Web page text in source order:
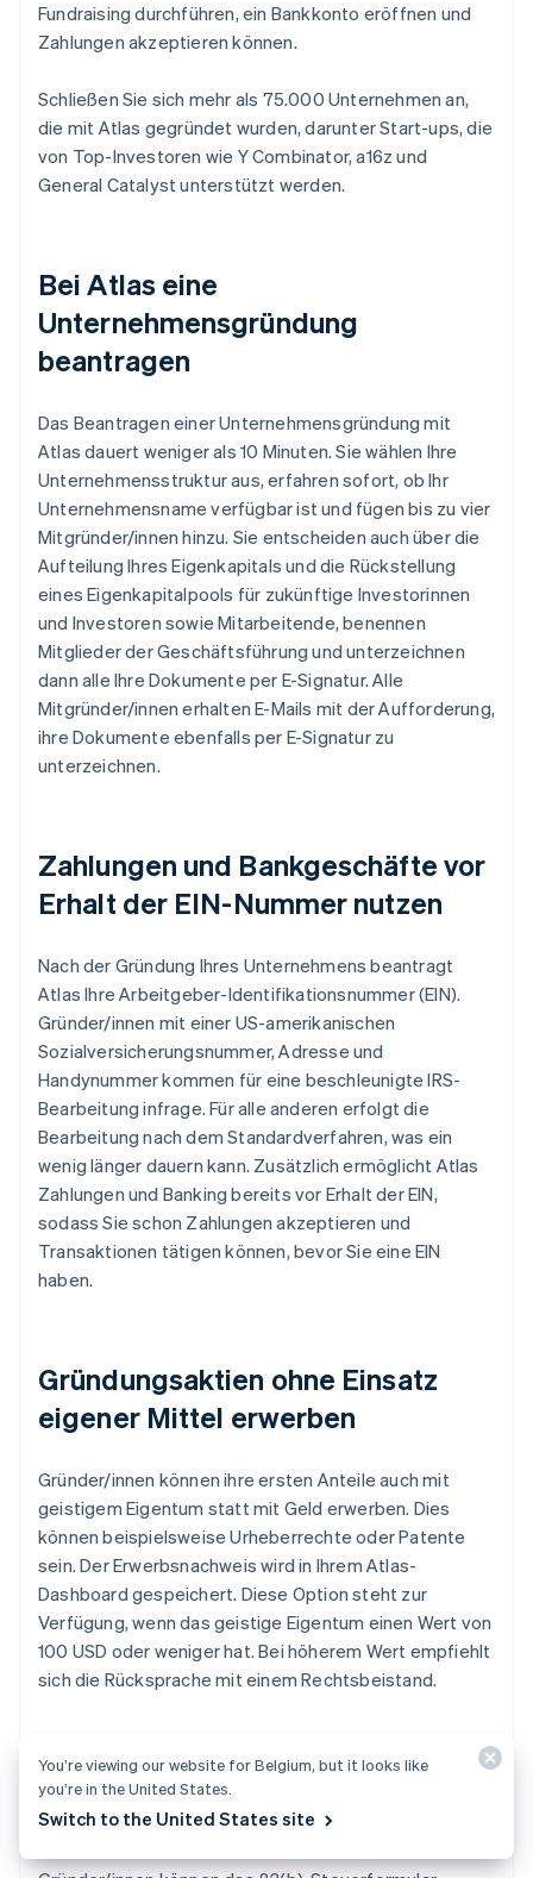
Fundraising durchführen, ein Bankkonto eröffnen und
Zahlungen akzeptieren können.
Schließen Sie sich mehr als 75.000 Unternehmen an,
die mit Atlas gegründet wurden, darunter Start-ups, die
von Top-Investoren wie Y Combinator, a16z und
General Catalyst unterstützt werden.
Bei Atlas eine
Unternehmensgründung
beantragen
Das Beantragen einer Unternehmensgründung mit
Atlas dauert weniger als 10 Minuten. Sie wählen Ihre
Unternehmensstruktur aus, erfahren sofort, ob Ihr
Unternehmensname verfügbar ist und fügen bis zu vier
Mitgründer/innen hinzu. Sie entscheiden auch über die
Aufteilung Ihres Eigenkapitals und die Rückstellung
eines Eigenkapitalpools für zukünftige Investorinnen
und Investoren sowie Mitarbeitende, benennen
Mitglieder der Geschäftsführung und unterzeichnen
dann alle Ihre Dokumente per E-Signatur. Alle
Mitgründer/innen erhalten E-Mails mit der Aufforderung,
ihre Dokumente ebenfalls per E-Signatur zu
unterzeichnen.
Zahlungen und Bankgeschäfte vor
Erhalt der EIN-Nummer nutzen
Nach der Gründung Ihres Unternehmens beantragt
Atlas Ihre Arbeitgeber-Identifikationsnummer (EIN).
Gründer/innen mit einer US-amerikanischen
Sozialversicherungsnummer, Adresse und
Handynummer kommen für eine beschleunigte IRS-
Bearbeitung infrage. Für alle anderen erfolgt die
Bearbeitung nach dem Standardverfahren, was ein
wenig länger dauern kann. Zusätzlich ermöglicht Atlas
Zahlungen und Banking bereits vor Erhalt der EIN,
sodass Sie schon Zahlungen akzeptieren und
Transaktionen tätigen können, bevor Sie eine EIN
haben.
Gründungsaktien ohne Einsatz
eigener Mittel erwerben
Gründer/innen können ihre ersten Anteile auch mit
geistigem Eigentum statt mit Geld erwerben. Dies
können beispielsweise Urheberrechte oder Patente
sein. Der Erwerbsnachweis wird in Ihrem Atlas-
Dashboard gespeichert. Diese Option steht zur
Verfügung, wenn das geistige Eigentum einen Wert von
100 USD oder weniger hat. Bei höherem Wert empfiehlt
sich die Rücksprache mit einem Rechtsbeistand.
Automatische Einreichung des
83(b)-Steuerformulars
You’re viewing our website for Belgium, but it looks like
you’re in the United States.
Switch to the United States site